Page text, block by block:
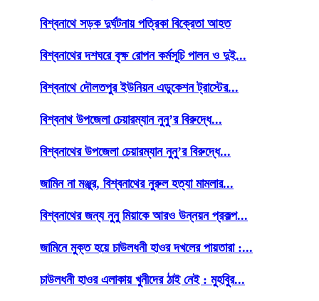
বিশ্বনাথে সড়ক দুর্ঘটনায় পত্রিকা বিক্রেতা আহত
বিশ্বনাথের দশঘরে বৃক্ষ রোপন কর্মসূচি পালন ও দুই...
বিশ্বনাথে দৌলতপুর ইউনিয়ন এডুকেশন ট্রাস্টের...
বিশ্বনাথ উপজেলা চেয়ারম্যান নুনু’র বিরুদ্ধে...
বিশ্বনাথের উপজেলা চেয়ারম্যান নুনু’র বিরুদ্ধে...
জামিন না মঞ্জুর, বিশ্বনাথের নুরুল হত্যা মামলার...
বিশ্বনাথের জন্য নুনু মিয়াকে আরও উন্নয়ন প্রকল্প...
জামিনে মুক্ত হয়ে চাউলধনী হাওর দখলের পায়তারা :...
চাউলধনী হাওর এলাকায় খুনীদের ঠাই নেই : মুহবিুর...